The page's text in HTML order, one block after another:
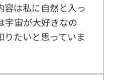
容は私に自然と入っ
宇宙が大好きなの
たいと思っていま